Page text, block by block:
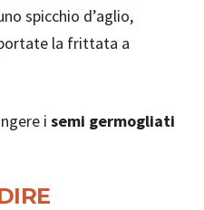
spicchio d’aglio,
la frittata a
i semi germogliati